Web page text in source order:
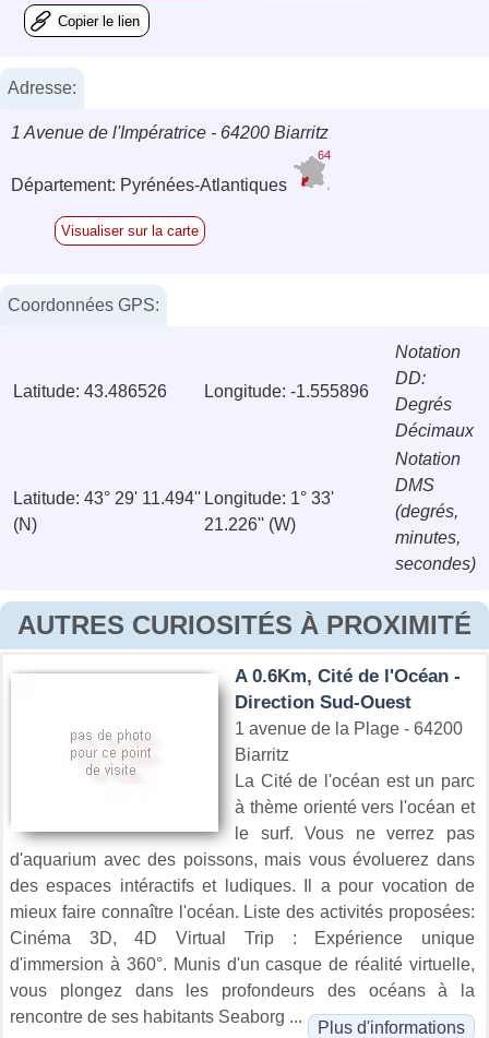
Copier le lien
Adresse:
1 Avenue de l'Impératrice - 64200 Biarritz
Département: Pyrénées-Atlantiques
64
Visualiser sur la carte
Coordonnées GPS:
Latitude: 43.486526 Longitude: -1.555896
Notation
DD:
Degrés
Décimaux
Latitude: 43° 29' 11.494''
(N)
Longitude: 1° 33'
21.226'' (W)
Notation
DMS
(degrés,
minutes,
secondes)
AUTRES CURIOSITÉS À PROXIMITÉ
A 0.6Km, Cité de l'Océan -
Direction Sud-Ouest
1 avenue de la Plage - 64200
Biarritz
La Cité de l'océan est un parc
à thème orienté vers l'océan et
le surf. Vous ne verrez pas
d'aquarium avec des poissons, mais vous évoluerez dans
des espaces intéractifs et ludiques. Il a pour vocation de
mieux faire connaître l'océan. Liste des activités proposées:
Cinéma 3D, 4D Virtual Trip : Expérience unique
d'immersion à 360°. Munis d'un casque de réalité virtuelle,
vous plongez dans les profondeurs des océans à la
rencontre de ses habitants Seaborg ...
Plus d'informations